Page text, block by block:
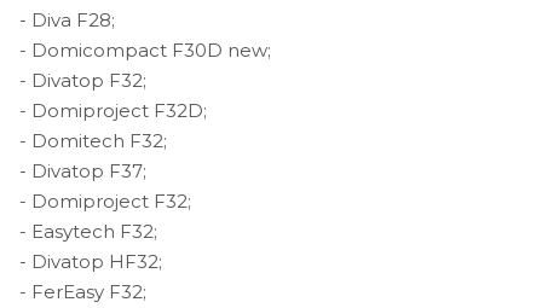
- Diva F28;
- Domicompact F30D new;
- Divatop F32;
- Domiproject F32D;
- Domitech F32;
- Divatop F37;
- Domiproject F32;
- Easytech F32;
- Divatop HF32;
- FerEasy F32;